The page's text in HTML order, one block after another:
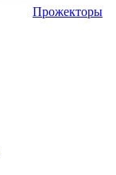
Прожекторы